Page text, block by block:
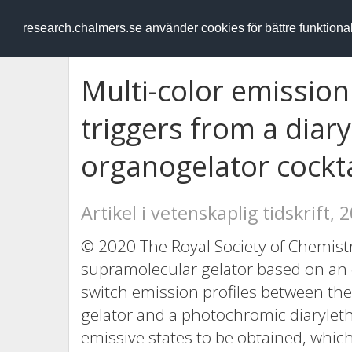
research.chalmers.se använder cookies för bättre
RESEARCH.chalmers.se
Multi-color
triggers from a
organogelator
Artikel i vetenskaplig tidskrift,
© 2020 The Royal Society of
supramolecular gelator based on
switch emission profiles between
gelator and a photochromic
emissive states to be obtained,